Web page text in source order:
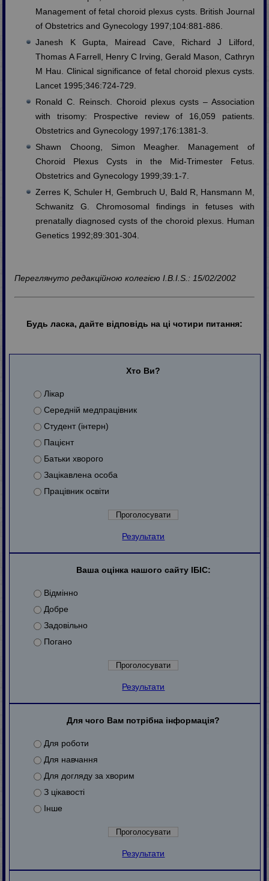
Management of fetal choroid plexus cysts. British Journal
of Obstetrics and Gynecology 1997;104:881-886.
Janesh K Gupta, Mairead Cave, Richard J Lilford,
Thomas A Farrell, Henry C Irving, Gerald Mason, Cathryn
M Hau. Clinical significance of fetal choroid plexus cysts.
Lancet 1995;346:724-729.
Ronald C. Reinsch. Choroid plexus cysts – Association
with trisomy: Prospective review of 16,059 patients.
Obstetrics and Gynecology 1997;176:1381-3.
Shawn Choong, Simon Meagher. Management of
Choroid Plexus Cysts in the Mid-Trimester Fetus.
Obstetrics and Gynecology 1999;39:1-7.
Zerres K, Schuler H, Gembruch U, Bald R, Hansmann M,
Schwanitz G. Chromosomal findings in fetuses with
prenatally diagnosed cysts of the choroid plexus. Human
Genetics 1992;89:301-304.
Переглянуто редакційною колегією I.B.I.S.: 15/02/2002
Будь ласка, дайте відповідь на ці чотири питання:
Хто Ви?
Лікар
Середній медпрацівник
Студент (інтерн)
Пацієнт
Батьки хворого
Зацікавлена особа
Працівник освіти
Результати
Ваша оцінка нашого сайту ІБІС:
Відмінно
Добре
Задовільно
Погано
Результати
Для чого Вам потрібна інформація?
Для роботи
Для навчання
Для догляду за хворим
З цікавості
Інше
Результати